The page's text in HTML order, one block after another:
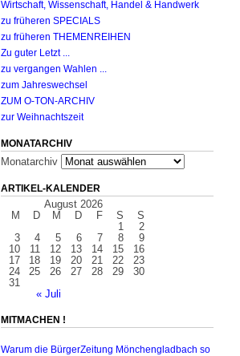
Wirtschaft, Wissenschaft, Handel & Handwerk
zu früheren SPECIALS
zu früheren THEMENREIHEN
Zu guter Letzt ...
zu vergangen Wahlen ...
zum Jahreswechsel
ZUM O-TON-ARCHIV
zur Weihnachtszeit
MONATARCHIV
Monatarchiv
ARTIKEL-KALENDER
August 2026
M
D M D F S S
« Juli
1
2
3
4 5 6 7 8
9
10
11 12 13 14 15
16
17
18 19 20 21 22
23
24
25 26 27 28 29
30
31
MITMACHEN !
Warum die BürgerZeitung Mönchengladbach so